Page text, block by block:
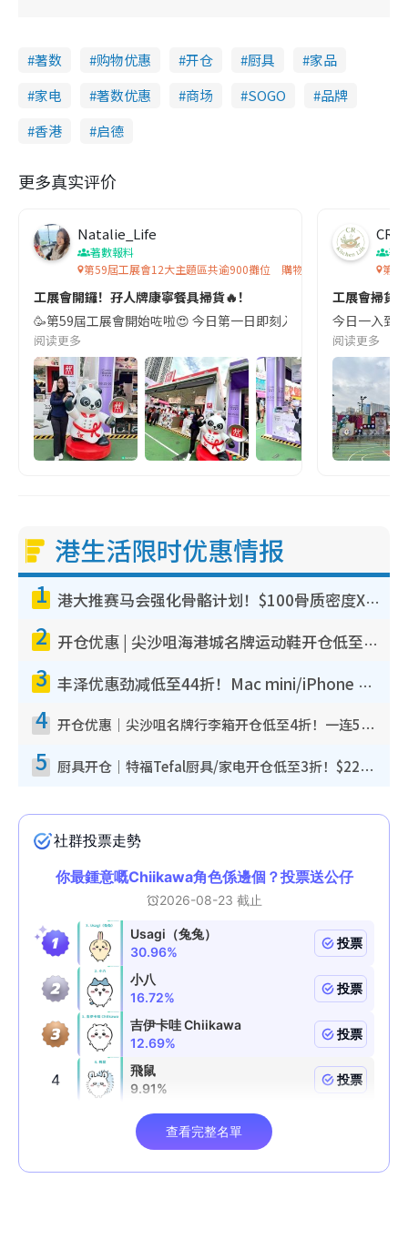
著数 购物优惠 开仓 厨具
家品
家电
著数优惠 商场 SOGO
品牌
香港
启德
更多真实评价
Natalie_Life
著數報料
第59屆工展會12大主題區共逾900攤位 購物、美食、打卡於一身
工展會開鑼！孖人牌康寧餐具掃貨🔥！
🥳第59屆工展會開始咗啦😍 今日第一日即刻入場買心頭好,第一
阅读更多
CR
著
第
工展會掃貨
今日一入到
阅读更多
港生活限时优惠情报
1 港大推赛马会强化骨骼计划！$100骨质密度X光检查 完成免费运动训练送超市礼券！附参加资格
2 开仓优惠 | 尖沙咀海港城名牌运动鞋开仓低至1折！On鞋$899起/Joy&Peace鞋履$98起
3 丰泽优惠劲减低至44折！Mac mini/iPhone 17 Pro大减价！厨房家电$220起
4 开仓优惠｜尖沙咀名牌行李箱开仓低至4折！一连5日 American Tourister/ace./Hallmark $200起
5 厨具开仓｜特福Tefal厨具/家电开仓低至3折！$220起买平底锅/炒锅/汤锅！电饭煲/吸尘器/挂烫机$418起